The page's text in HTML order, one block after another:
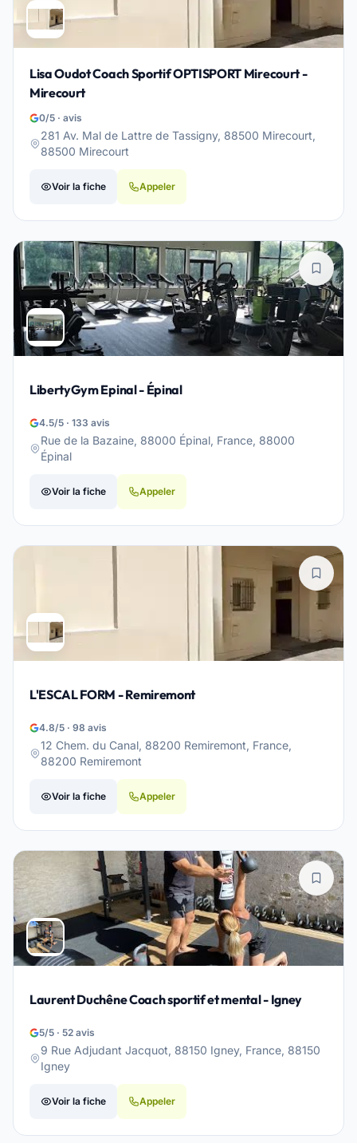
Lisa Oudot Coach Sportif OPTISPORT Mirecourt -
Mirecourt
0/5 · avis
281 Av. Mal de Lattre de Tassigny, 88500 Mirecourt,
88500 Mirecourt
Voir la fiche Appeler
LibertyGym Epinal - Épinal
4.5/5 · 133 avis
Rue de la Bazaine, 88000 Épinal, France, 88000
Épinal
Voir la fiche Appeler
L'ESCAL FORM - Remiremont
4.8/5 · 98 avis
12 Chem. du Canal, 88200 Remiremont, France,
88200 Remiremont
Voir la fiche Appeler
Laurent Duchêne Coach sportif et mental - Igney
5/5 · 52 avis
9 Rue Adjudant Jacquot, 88150 Igney, France, 88150
Igney
Voir la fiche Appeler